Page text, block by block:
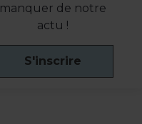
manquer de notre
actu !
S'inscrire